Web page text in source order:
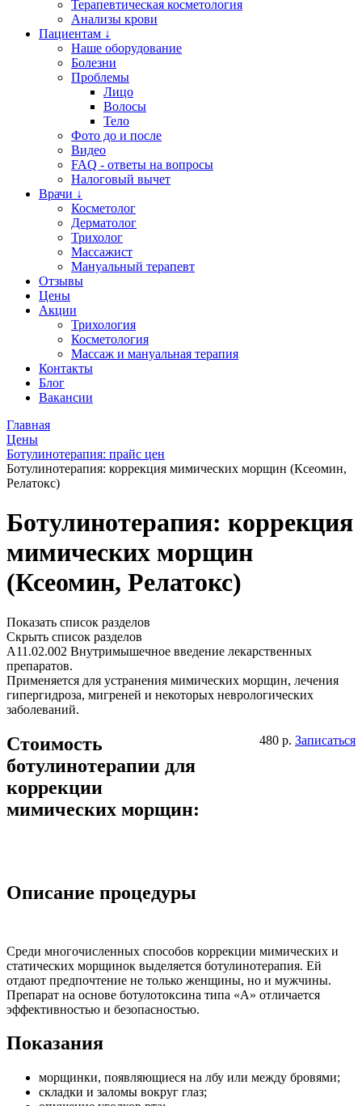
Терапевтическая косметология
Анализы крови
Пациентам ↓
Наше оборудование
Болезни
Проблемы
Лицо
Волосы
Тело
Фото до и после
Видео
FAQ - ответы на вопросы
Налоговый вычет
Врачи ↓
Косметолог
Дерматолог
Трихолог
Массажист
Мануальный терапевт
Отзывы
Цены
Акции
Трихология
Косметология
Массаж и мануальная терапия
Контакты
Блог
Вакансии
Главная
Цены
Ботулинотерапия: прайс цен
Ботулинотерапия: коррекция мимических морщин (Ксеомин,
Релатокс)
Ботулинотерапия: коррекция
мимических морщин
(Ксеомин, Релатокс)
Показать список разделов
Скрыть список разделов
А11.02.002 Внутримышечное введение лекарственных
препаратов.
Применяется для устранения мимических морщин, лечения
гипергидроза, мигреней и некоторых неврологических
заболеваний.
Стоимость
ботулинотерапии для
коррекции
мимических морщин:
480 р. Записаться
Описание процедуры
Среди многочисленных способов коррекции мимических и
статических морщинок выделяется ботулинотерапия. Ей
отдают предпочтение не только женщины, но и мужчины.
Препарат на основе ботулотоксина типа «А» отличается
эффективностью и безопасностью.
Показания
морщинки, появляющиеся на лбу или между бровями;
складки и заломы вокруг глаз;